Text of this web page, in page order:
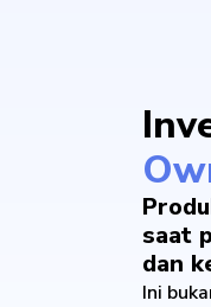
saat
dan
Ini